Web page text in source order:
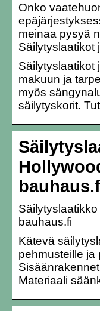
Onko
meinaa pysyä
Säilytyslaatikot
makuun ja
myös
säilytyskorit.
Säilytyslaatikko
bauhaus.fi
Kätevä
pehmusteille ja
Materiaali